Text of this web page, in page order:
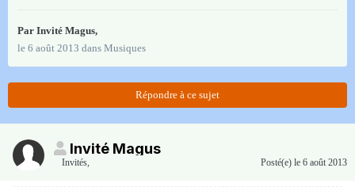
Par Invité Magus,
le 6 août 2013 dans Musiques
Répondre à ce sujet
Invité Magus
Invités, Posté(e) le 6 août 2013